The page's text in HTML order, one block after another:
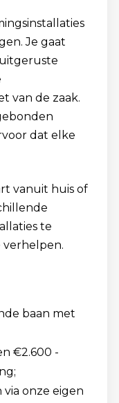
Je gaat
van de zaak.
dat elke
vanuit huis of
te
baan met
€2.600 -
onze eigen